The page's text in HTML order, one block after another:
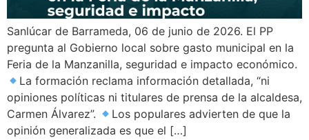
Sanlúcar de Barrameda, 06 de junio de 2026. El PP
pregunta al Gobierno local sobre gasto municipal en la
Feria de la Manzanilla, seguridad e impacto económico.
La formación reclama información detallada, “ni
opiniones políticas ni titulares de prensa de la alcaldesa,
Carmen Álvarez”.
Los populares advierten de que la
opinión generalizada es que el […]